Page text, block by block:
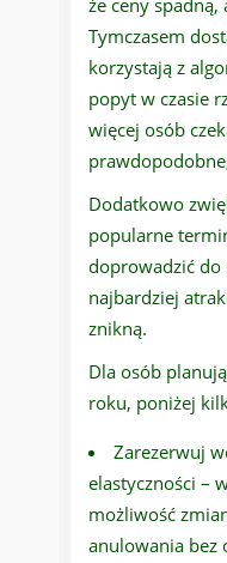
że ceny
Tymczasem
korzystają z
popyt w czasie
więcej osób
Dodatkowo
popularne
doprowadzić do
najbardziej
znikną.
Dla osób
roku, poniżej
Zarezerwuj
elastyczności –
możliwość
anulowania bez